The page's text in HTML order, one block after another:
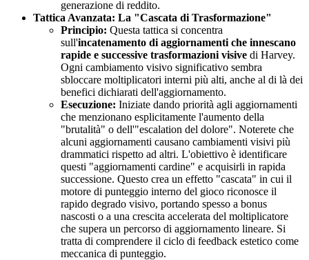
generazione di reddito.
Tattica Avanzata: La "Cascata di Trasformazione"
Principio: Questa tattica si concentra
sull'incatenamento di aggiornamenti che innescano
rapide e successive trasformazioni visive di Harvey.
Ogni cambiamento visivo significativo sembra
sbloccare moltiplicatori interni più alti, anche al di là dei
benefici dichiarati dell'aggiornamento.
Esecuzione: Iniziate dando priorità agli aggiornamenti
che menzionano esplicitamente l'aumento della
"brutalità" o dell'"escalation del dolore". Noterete che
alcuni aggiornamenti causano cambiamenti visivi più
drammatici rispetto ad altri. L'obiettivo è identificare
questi "aggiornamenti cardine" e acquisirli in rapida
successione. Questo crea un effetto "cascata" in cui il
motore di punteggio interno del gioco riconosce il
rapido degrado visivo, portando spesso a bonus
nascosti o a una crescita accelerata del moltiplicatore
che supera un percorso di aggiornamento lineare. Si
tratta di comprendere il ciclo di feedback estetico come
meccanica di punteggio.